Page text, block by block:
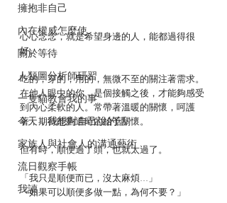
擁抱非自己
內在權威怎麼使
關於等待
人類圖分析師研習
一隻貓教會我的事
今天，我想對自己說的話
家族人與社會人的溝通藝術
流日觀察手帳
我讀
心心念念，就是希望身邊的人，能都過得很
好。
吃的，穿的，用的，無微不至的關注著需求。
在他人眼中的你，是個接觸之後，才能夠感受
到內心柔軟的人。常帶著溫暖的關懷，呵護
著，期待能夠適時的給予關懷。
但有時，順便過了頭，也就太過了。
「我只是順便而已，沒太麻煩...」
「如果可以順便多做一點，為何不要？」